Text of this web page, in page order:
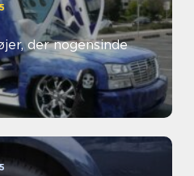
der nogensinde